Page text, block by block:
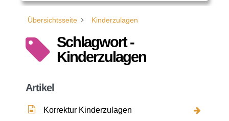
Übersichtsseite Kinderzulagen
Schlagwort -
Kinderzulagen
Artikel
Korrektur Kinderzulagen